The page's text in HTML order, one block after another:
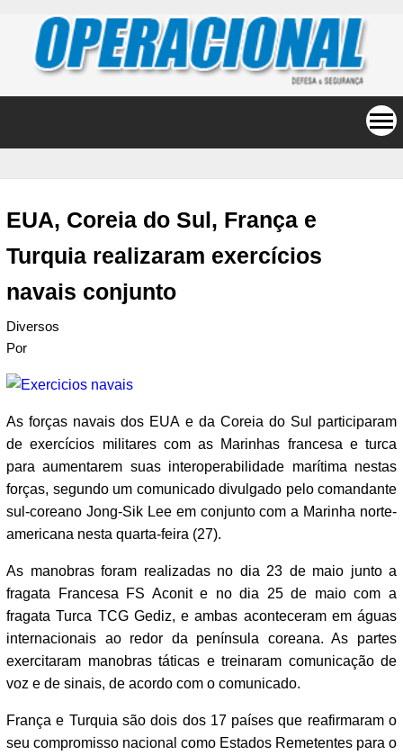
EUA, Coreia do Sul, França e
Turquia realizaram exercícios
navais conjunto
Diversos
Por
As forças navais dos EUA e da Coreia do Sul participaram
de exercícios militares com as Marinhas francesa e turca
para aumentarem suas interoperabilidade marítima nestas
forças, segundo um comunicado divulgado pelo comandante
sul-coreano Jong-Sik Lee em conjunto com a Marinha norte-
americana nesta quarta-feira (27).
As manobras foram realizadas no dia 23 de maio junto a
fragata Francesa FS Aconit e no dia 25 de maio com a
fragata Turca TCG Gediz, e ambas aconteceram em águas
internacionais ao redor da península coreana. As partes
exercitaram manobras táticas e treinaram comunicação de
voz e de sinais, de acordo com o comunicado.
França e Turquia são dois dos 17 países que reafirmaram o
seu compromisso nacional como Estados Remetentes para o